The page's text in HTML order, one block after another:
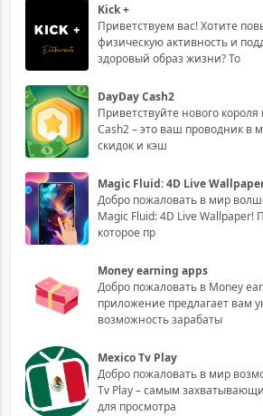
Kick +
Приветствуем вас! Хотите
физическую активность и
здоровый образ жизни? То
DayDay Cash2
Приветствуйте нового
Cash2 – это ваш проводник в
скидок и кэш
Magic Fluid: 4D Live
Добро пожаловать в мир
Magic Fluid: 4D Live
которое пр
Money earning apps
Добро пожаловать в Money
приложение предлагает вам
возможность зарабаты
Mexico Tv Play
Добро пожаловать в мир
Tv Play – самым
для просмотра